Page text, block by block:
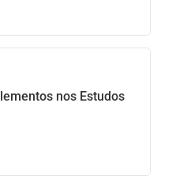
nos Estudos